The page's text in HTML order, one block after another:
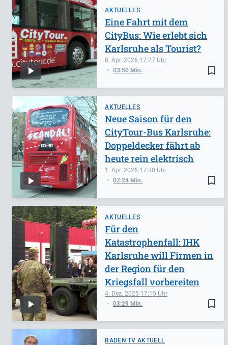
AKTUELLES
bookmark_border
8. Apr. 2026 17:27
03:50 Min.
Eine Fahrt mit dem
CityBus: Wie erlebt sich
Karlsruhe als Tourist?
AKTUELLES
bookmark_border
1. Apr. 2026 17:30
02:24 Min.
Neue Saison für den
CityTour-Bus Karlsruhe:
Doppeldecker fährt ab
heute rein elektrisch
AKTUELLES
bookmark_border
4. Dez. 2025 17:15
03:29 Min.
Für den
Katastrophenfall: IHK
Karlsruhe will Firmen in
der Region für den
Kriegsfall vorbereiten
BADEN TV AKTUELL